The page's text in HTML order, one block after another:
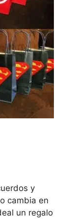
y
cambia en
un regalo